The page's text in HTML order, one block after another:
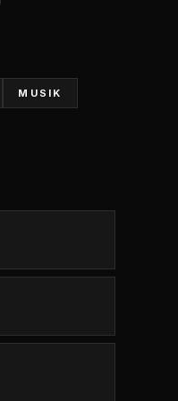
MUSIK